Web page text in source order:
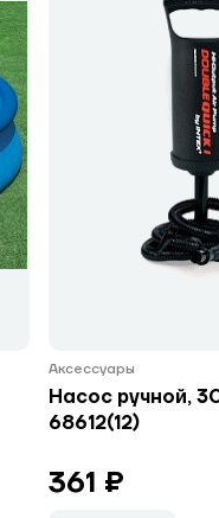
Аксессуары
Насос ручной,
68612(12)
361 ₽